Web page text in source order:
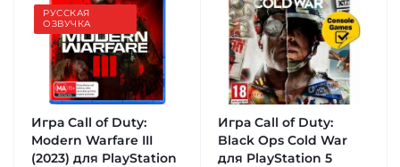
РУССКАЯ
ОЗВУЧКА
Игра Call of Duty:
Modern Warfare III
(2023) для PlayStation
Игра Call of Duty:
Black Ops Cold War
для PlayStation 5